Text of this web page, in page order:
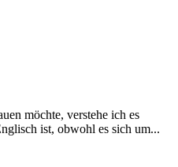
möchte, verstehe ich es
ist, obwohl es sich um...